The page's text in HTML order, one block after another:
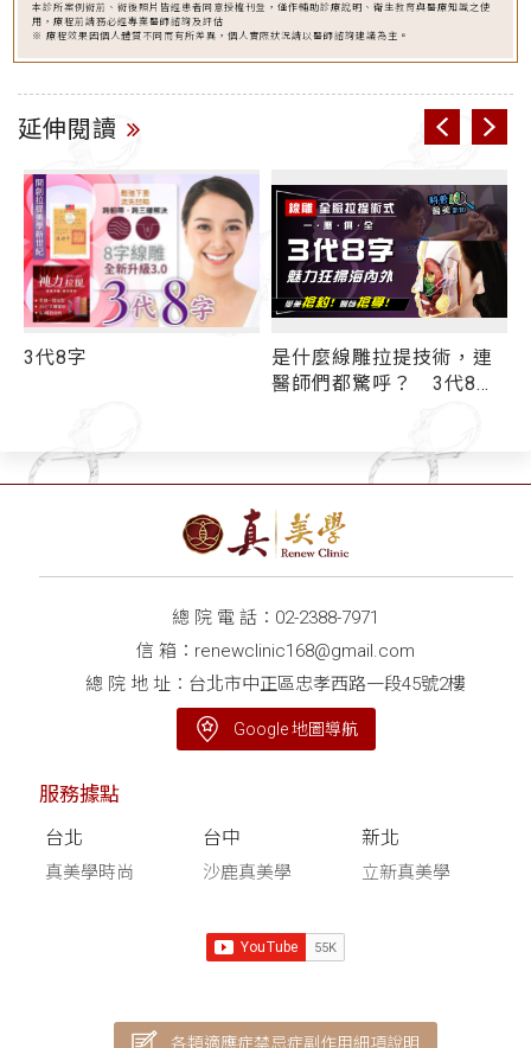
本診所案例術前、術後照片皆經患者同意授權刊登，僅作輔助診療說明、衛生教育與醫療知識之使
用，療程前請務必經專業醫師諮詢及評估
※ 療程效果因個人體質不同而有所差異，個人實際狀況請以醫師諮詢建議為主。
延伸閱讀
3代8字
是什麼線雕拉提技術，連
醫師們都驚呼？ 3代8字
總 院 電 話： 02-2388-7971
信 箱： renewclinic168@gmail.com
總 院 地 址：台北市中正區忠孝西路一段45號2樓
Google 地圖導航
服務據點
台北
真美學時尚
台中
沙鹿真美學
新北
立新真美學
各類適應症禁忌症副作用細項說明